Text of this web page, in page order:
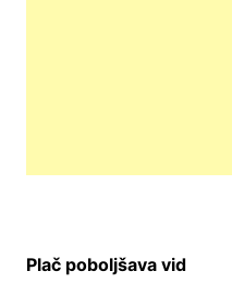
Plač poboljšava vid